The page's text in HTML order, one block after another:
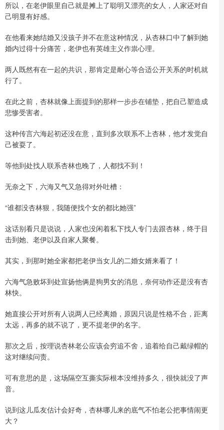
所以，在老伊眼里自己就是摊上了聪明又漂亮的女人，人家还对自
己明显有好感。
在他看来她结婚又没孩子并不在意这种情况，从杏林口中了解到她
婚内过得十分痛苦，老伊也有英雄主义作祟心理。
两人既然有在一起的共识，那肯定是耐心等合适公开关系的时机就
行了。
在此之前，杏林就像上面提到的那样一步步在铺垫，把自己塑造成
悲惨受害者。
这种传言六海起初还没在意，直到多次联系不上杏林，他才发觉自
己被耍了。
等他到处找人联系杏林也晚了，人都找不到！
无奈之下，六海又气又急得对外吐槽：
“谁都没杏林狠，我随便找个女的都比她强”
这话别看只是说说，人家也没闲着私下找人专门去跟杏林，终于目
击到她、老伊以及自家人聚餐。
其实，到那时她全家都把老伊当女儿的二婚女婿来看了！
六海气急败坏到处宣扬他俩是狗男女的消息，奈何动作还是没有杏
林快。
她直接公开对所有人说两人已经离婚，原因只说是性格不合，距离
太远，再多的就不说了，更不提老伊的名字。
那次之后，按理说杏林老公应该会穷追不舍，追着给自己戴绿帽的
这对继续问责。
可有意思的是，这场隔空互撕实际根本没维持多久，很快就没了声
音。
说到这儿瓜友估计会好奇，杏林哪儿来的底气不怕老公把事情闹更
大？